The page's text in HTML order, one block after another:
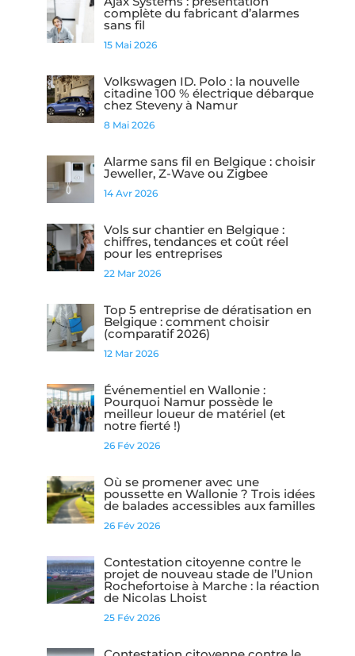
complète du fabricant d’alarmes
sans fil
15 Mai 2026
Volkswagen ID. Polo : la nouvelle
citadine 100 % électrique débarque
chez Steveny à Namur
8 Mai 2026
Alarme sans fil en Belgique : choisir
Jeweller, Z-Wave ou Zigbee
14 Avr 2026
Vols sur chantier en Belgique :
chiffres, tendances et coût réel
pour les entreprises
22 Mar 2026
Top 5 entreprise de dératisation en
Belgique : comment choisir
(comparatif 2026)
12 Mar 2026
Événementiel en Wallonie :
Pourquoi Namur possède le
meilleur loueur de matériel (et
notre fierté !)
26 Fév 2026
Où se promener avec une
poussette en Wallonie ? Trois idées
de balades accessibles aux familles
26 Fév 2026
Contestation citoyenne contre le
projet de nouveau stade de l’Union
Rochefortoise à Marche : la réaction
de Nicolas Lhoist
25 Fév 2026